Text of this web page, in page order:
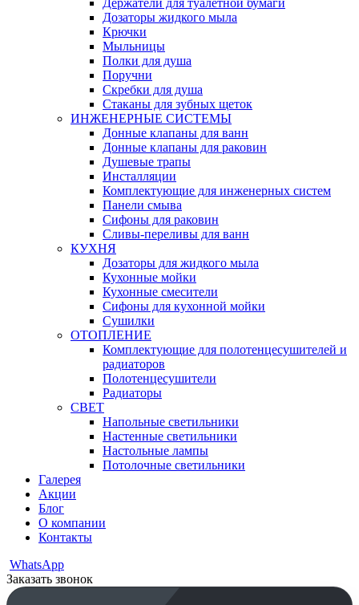
Держатели для туалетной бумаги
Дозаторы жидкого мыла
Крючки
Мыльницы
Полки для душа
Поручни
Скребки для душа
Стаканы для зубных щеток
ИНЖЕНЕРНЫЕ СИСТЕМЫ
Донные клапаны для ванн
Донные клапаны для раковин
Душевые трапы
Инсталляции
Комплектующие для инженерных систем
Панели смыва
Сифоны для раковин
Сливы-переливы для ванн
КУХНЯ
Дозаторы для жидкого мыла
Кухонные мойки
Кухонные смесители
Сифоны для кухонной мойки
Сушилки
ОТОПЛЕНИЕ
Комплектующие для полотенцесушителей и
радиаторов
Полотенцесушители
Радиаторы
СВЕТ
Напольные светильники
Настенные светильники
Настольные лампы
Потолочные светильники
Галерея
Акции
Блог
О компании
Контакты
WhatsApp
Заказать звонок